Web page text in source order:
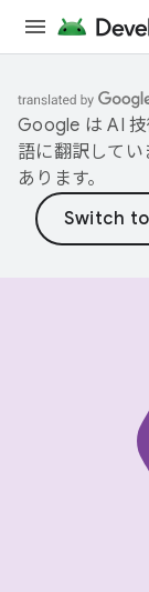
Google は AI
語に翻訳して
あります。